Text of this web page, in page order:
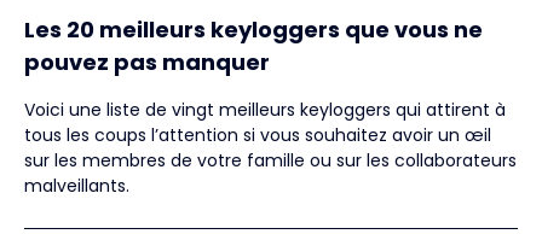
Les 20 meilleurs keyloggers que vous ne
pouvez pas manquer
Voici une liste de vingt meilleurs keyloggers qui attirent à
tous les coups l’attention si vous souhaitez avoir un œil
sur les membres de votre famille ou sur les collaborateurs
malveillants.